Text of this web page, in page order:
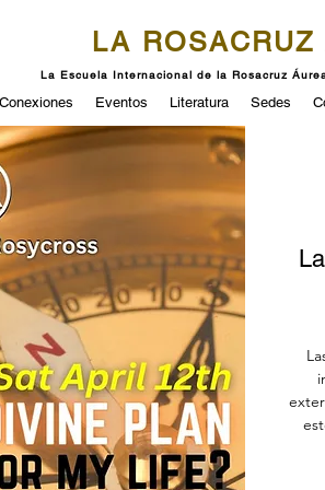
LA ROSACRUZ
La Escuela Internacional de la Rosacruz
Conexiones Eventos Literatura Sedes